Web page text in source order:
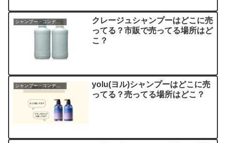
シャンプー・コンディショナー
クレージュシャンプーはどこに売
ってる？市販で売ってる場所はど
こ？
シャンプー・コンディショナー
yolu(ヨル)シャンプーはどこに売
ってる？売ってる場所はどこ？